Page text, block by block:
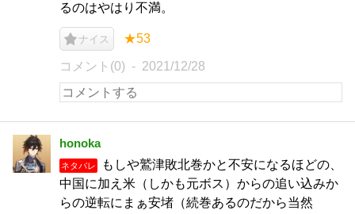
るのはやはり不満。
ナイス ★53
コメント(0) 2021/12/28
honoka
ネタバレ
もしや鷲津敗北巻かと不安になるほどの、
中国に加え米（しかも元ボス）からの追い込みか
らの逆転にまぁ安堵（続巻あるのだから当然